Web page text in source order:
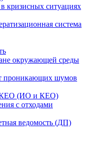
кризисных ситуациях
система
окружающей среды
проникающих шумов
КЕО (ИО и КЕО)
с отходами
ведомость (ДП)